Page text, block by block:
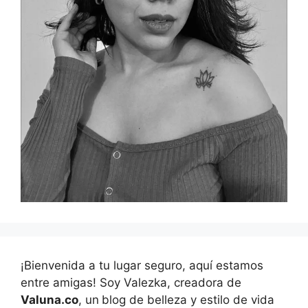
¡Bienvenida a tu lugar seguro, aquí estamos
entre amigas! Soy Valezka, creadora de
Valuna.co, un blog de belleza y estilo de vida